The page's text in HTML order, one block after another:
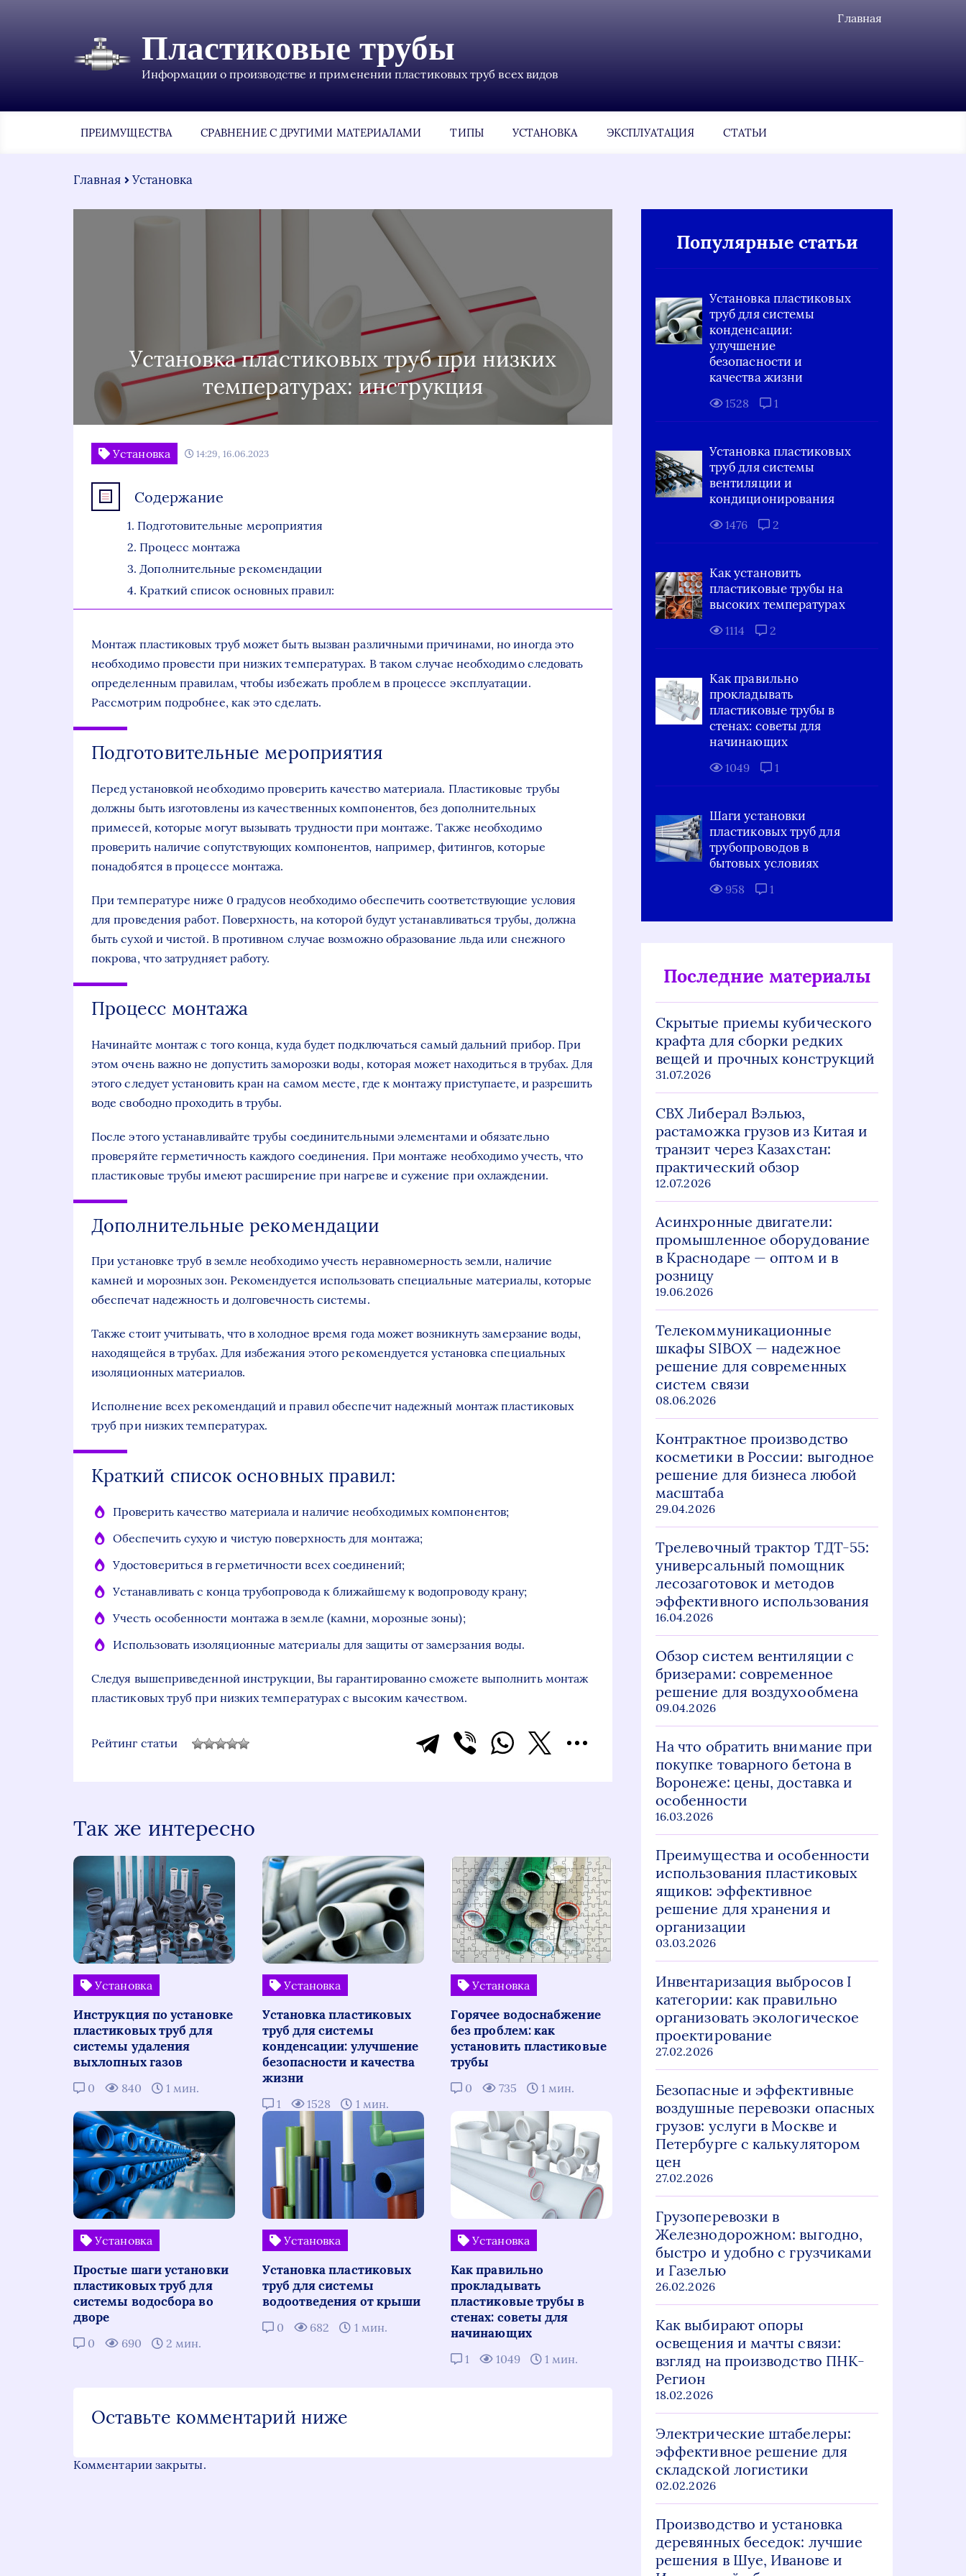
Главная
Пластиковые трубы
Информации о производстве и применении пластиковых труб всех видов
ПРЕИМУЩЕСТВА СРАВНЕНИЕ С ДРУГИМИ МАТЕРИАЛАМИ ТИПЫ УСТАНОВКА ЭКСПЛУАТАЦИЯ СТАТЬИ
Главная Установка
Установка пластиковых труб при низких
температурах: инструкция
Установка 14:29, 16.06.2023
Содержание
Подготовительные мероприятия
Процесс монтажа
Дополнительные рекомендации
Краткий список основных правил:
Монтаж пластиковых труб может быть вызван различными причинами, но иногда это
необходимо провести при низких температурах. В таком случае необходимо следовать
определенным правилам, чтобы избежать проблем в процессе эксплуатации.
Рассмотрим подробнее, как это сделать.
Подготовительные мероприятия
Перед установкой необходимо проверить качество материала. Пластиковые трубы
должны быть изготовлены из качественных компонентов, без дополнительных
примесей, которые могут вызывать трудности при монтаже. Также необходимо
проверить наличие сопутствующих компонентов, например, фитингов, которые
понадобятся в процессе монтажа.
При температуре ниже 0 градусов необходимо обеспечить соответствующие условия
для проведения работ. Поверхность, на которой будут устанавливаться трубы, должна
быть сухой и чистой. В противном случае возможно образование льда или снежного
покрова, что затрудняет работу.
Процесс монтажа
Начинайте монтаж с того конца, куда будет подключаться самый дальний прибор. При
этом очень важно не допустить заморозки воды, которая может находиться в трубах. Для
этого следует установить кран на самом месте, где к монтажу приступаете, и разрешить
воде свободно проходить в трубы.
После этого устанавливайте трубы соединительными элементами и обязательно
проверяйте герметичность каждого соединения. При монтаже необходимо учесть, что
пластиковые трубы имеют расширение при нагреве и сужение при охлаждении.
Дополнительные рекомендации
При установке труб в земле необходимо учесть неравномерность земли, наличие
камней и морозных зон. Рекомендуется использовать специальные материалы, которые
обеспечат надежность и долговечность системы.
Также стоит учитывать, что в холодное время года может возникнуть замерзание воды,
находящейся в трубах. Для избежания этого рекомендуется установка специальных
изоляционных материалов.
Исполнение всех рекомендаций и правил обеспечит надежный монтаж пластиковых
труб при низких температурах.
Краткий список основных правил:
Проверить качество материала и наличие необходимых компонентов;
Обеспечить сухую и чистую поверхность для монтажа;
Удостовериться в герметичности всех соединений;
Устанавливать с конца трубопровода к ближайшему к водопроводу крану;
Учесть особенности монтажа в земле (камни, морозные зоны);
Использовать изоляционные материалы для защиты от замерзания воды.
Следуя вышеприведенной инструкции, Вы гарантированно сможете выполнить монтаж
пластиковых труб при низких температурах с высоким качеством.
Рейтинг статьи
Так же интересно
Установка
Инструкция по установке
пластиковых труб для
системы удаления
выхлопных газов
0 840 1 мин.
Установка
Установка пластиковых
труб для системы
конденсации: улучшение
безопасности и качества
жизни
1 1528 1 мин.
Установка
Горячее водоснабжение
без проблем: как
установить пластиковые
трубы
0 735 1 мин.
Установка
Простые шаги установки
пластиковых труб для
системы водосбора во
дворе
0 690 2 мин.
Установка
Установка пластиковых
труб для системы
водоотведения от крыши
0 682 1 мин.
Установка
Как правильно
прокладывать
пластиковые трубы в
стенах: советы для
начинающих
1 1049 1 мин.
Оставьте комментарий ниже
Комментарии закрыты.
Популярные статьи
Установка пластиковых
труб для системы
конденсации:
улучшение
безопасности и
качества жизни
1528 1
Установка пластиковых
труб для системы
вентиляции и
кондиционирования
1476 2
Как установить
пластиковые трубы на
высоких температурах
1114 2
Как правильно
прокладывать
пластиковые трубы в
стенах: советы для
начинающих
1049 1
Шаги установки
пластиковых труб для
трубопроводов в
бытовых условиях
958 1
Последние материалы
Скрытые приемы кубического
крафта для сборки редких
вещей и прочных конструкций
31.07.2026
СВХ Либерал Вэльюз,
растаможка грузов из Китая и
транзит через Казахстан:
практический обзор
12.07.2026
Асинхронные двигатели:
промышленное оборудование
в Краснодаре — оптом и в
розницу
19.06.2026
Телекоммуникационные
шкафы SIBOX — надежное
решение для современных
систем связи
08.06.2026
Контрактное производство
косметики в России: выгодное
решение для бизнеса любой
масштаба
29.04.2026
Трелевочный трактор ТДТ-55:
универсальный помощник
лесозаготовок и методов
эффективного использования
16.04.2026
Обзор систем вентиляции с
бризерами: современное
решение для воздухообмена
09.04.2026
На что обратить внимание при
покупке товарного бетона в
Воронеже: цены, доставка и
особенности
16.03.2026
Преимущества и особенности
использования пластиковых
ящиков: эффективное
решение для хранения и
организации
03.03.2026
Инвентаризация выбросов I
категории: как правильно
организовать экологическое
проектирование
27.02.2026
Безопасные и эффективные
воздушные перевозки опасных
грузов: услуги в Москве и
Петербурге с калькулятором
цен
27.02.2026
Грузоперевозки в
Железнодорожном: выгодно,
быстро и удобно с грузчиками
и Газелью
26.02.2026
Как выбирают опоры
освещения и мачты связи:
взгляд на производство ПНК-
Регион
18.02.2026
Электрические штабелеры:
эффективное решение для
складской логистики
02.02.2026
Производство и установка
деревянных беседок: лучшие
решения в Шуе, Иванове и